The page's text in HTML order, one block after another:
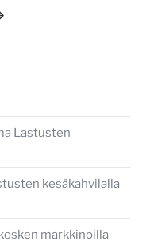
Lastusten
kesäkahvilalla
markkinoilla